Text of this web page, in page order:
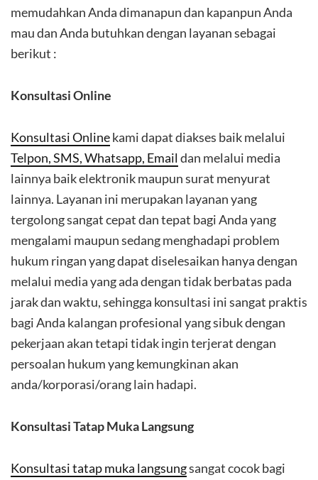
memudahkan Anda dimanapun dan kapanpun Anda
mau dan Anda butuhkan dengan layanan sebagai
berikut :
Konsultasi Online
Konsultasi Onlinekami dapat diakses baik melalui
Telpon, SMS, Whatsapp, Email dan melalui media
lainnya baik elektronik maupun surat menyurat
lainnya. Layanan ini merupakan layanan yang
tergolong sangat cepat dan tepat bagi Anda yang
mengalami maupun sedang menghadapi problem
hukum ringan yang dapat diselesaikan hanya dengan
melalui media yang ada dengan tidak berbatas pada
jarak dan waktu, sehingga konsultasi ini sangat praktis
bagi Anda kalangan profesional yang sibuk dengan
pekerjaan akan tetapi tidak ingin terjerat dengan
persoalan hukum yang kemungkinan akan
anda/korporasi/orang lain hadapi.
Konsultasi Tatap Muka Langsung
Konsultasi tatap muka langsungsangat cocok bagi